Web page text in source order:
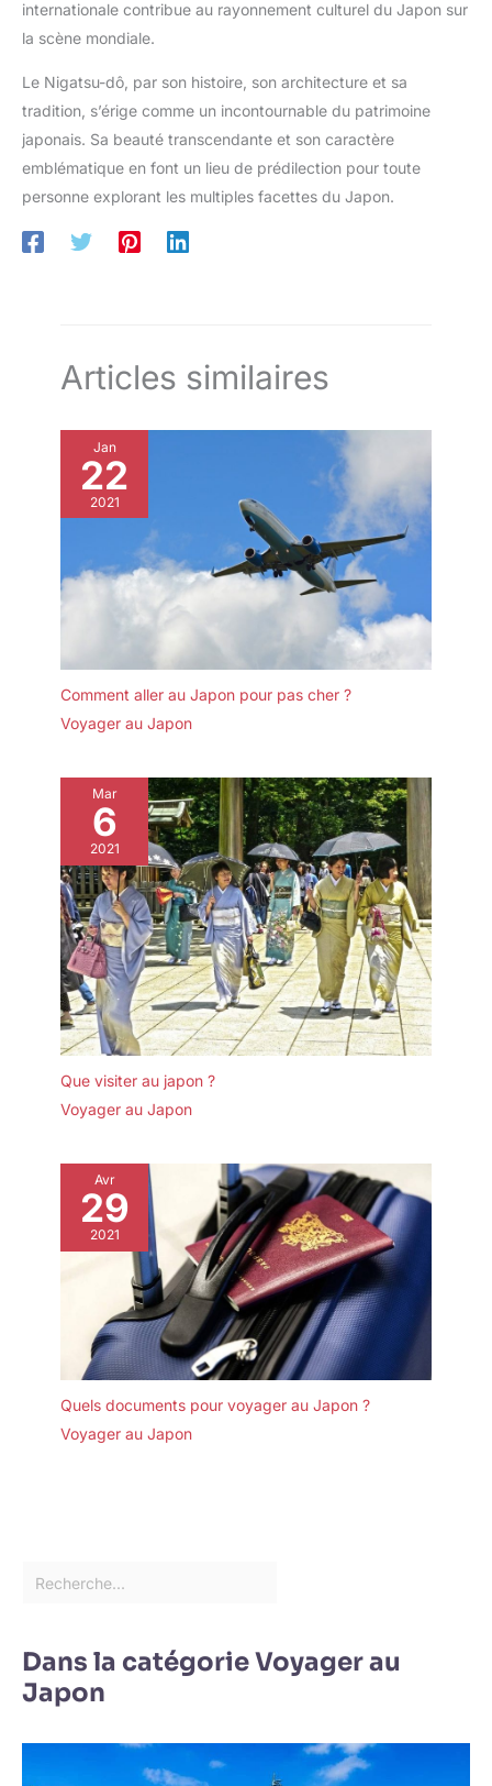
internationale contribue au rayonnement culturel du Japon sur
la scène mondiale.
Le Nigatsu-dô, par son histoire, son architecture et sa
tradition, s’érige comme un incontournable du patrimoine
japonais. Sa beauté transcendante et son caractère
emblématique en font un lieu de prédilection pour toute
personne explorant les multiples facettes du Japon.
Articles similaires
Jan
22
2021
Comment aller au Japon pour pas cher ?
Voyager au Japon
Mar
6
2021
Que visiter au japon ?
Voyager au Japon
Avr
29
2021
Quels documents pour voyager au Japon ?
Voyager au Japon
Dans la catégorie Voyager au
Japon